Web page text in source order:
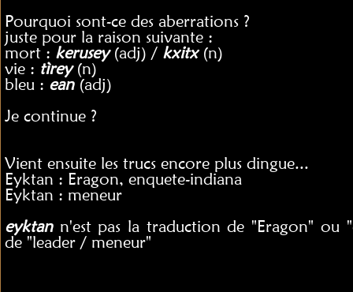
Pourquoi sont-ce des aberrations ?
juste pour la raison suivante :
mort : kerusey (adj) / kxitx(n)
vie : tìrey(n)
bleu : ean(adj)
Je continue ?
Vient ensuite les trucs encore plus dingue...
Eyktan : Eragon, enquete-indiana
Eyktan : meneur
eyktann'est pas la traduction de "Eragon" ou
de "leader / meneur"